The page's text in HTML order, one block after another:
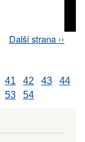
Next
Další strana ››
41 42 43
44
53 54